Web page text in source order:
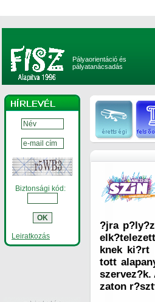
Pályaorientáció és
pályatanácsadás
Biztonsági kód:
Leiratkozás
?jra
knek ki?rt
tott
zaton